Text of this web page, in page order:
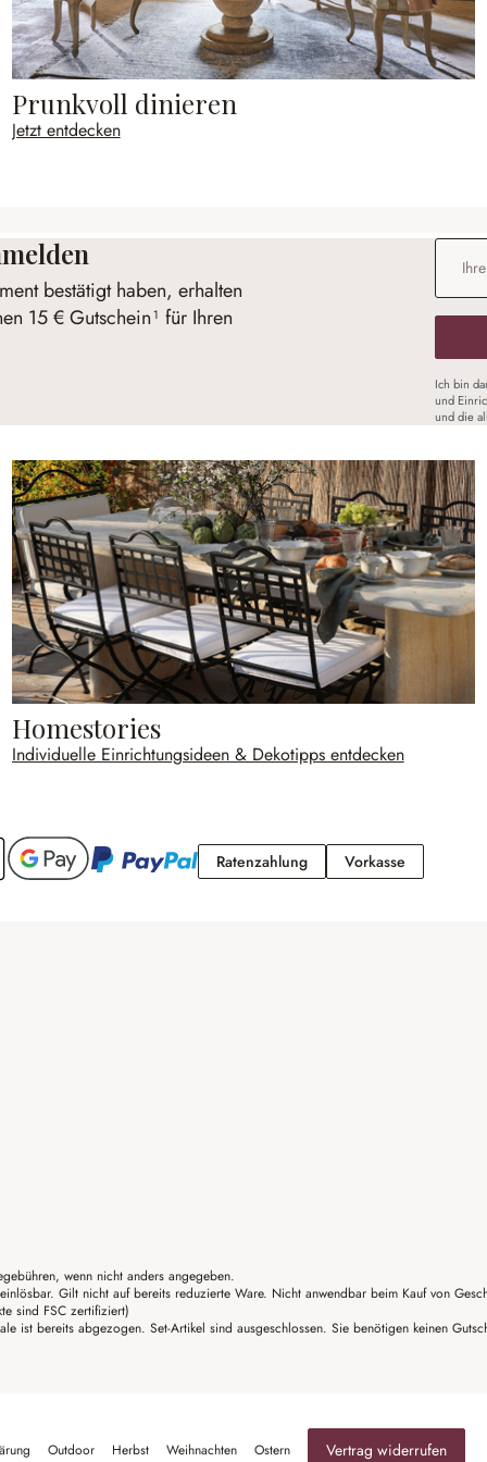
Prunkvoll dinieren
Jetzt entdecken
bestätigt haben, erhalten
15 € Gutschein¹ für Ihren
E-Mail-
Ich bin
und
und die
Homestories
Individuelle Einrichtungsideen & Dekotipps entdecken
RatenzahlungRatenzahlung
VorkasseVorkasse
wenn nicht anders angegeben.
Gilt nicht auf bereits reduzierte Ware. Nicht anwendbar beim Kauf von
sind FSC zertifiziert)
ist bereits abgezogen. Set-Artikel sind ausgeschlossen. Sie benötigen keinen
Outdoor Herbst Weihnachten Ostern Vertrag widerrufen